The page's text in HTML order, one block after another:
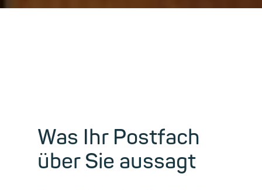
Was Ihr Postfach
über Sie aussagt